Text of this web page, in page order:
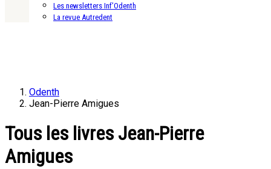
Les newsletters Inf’Odenth
La revue Autredent
Odenth
Jean-Pierre Amigues
Tous les livres Jean-Pierre
Amigues